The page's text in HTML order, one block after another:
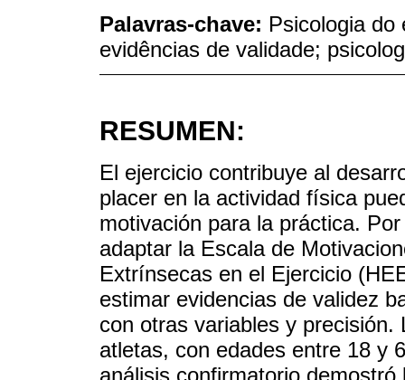
Palavras-chave: Psicologia
evidências de validade;
RESUMEN:
El ejercicio contribuye al
placer en la actividad física
motivación para la práctica.
adaptar la Escala de
Extrínsecas en el Ejercicio
estimar evidencias de validez
con otras variables y
atletas, con edades entre 18 y